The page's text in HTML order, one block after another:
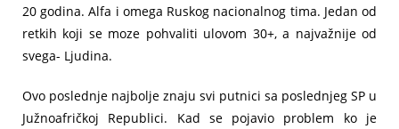
20 godina. Alfa i omega Ruskog nacionalnog tima. Jedan od
retkih koji se moze pohvaliti ulovom 30+, a najvažnije od
svega- Ljudina.
Ovo poslednje najbolje znaju svi putnici sa poslednjeg SP u
Južnoafričkoj Republici. Kad se pojavio problem ko je